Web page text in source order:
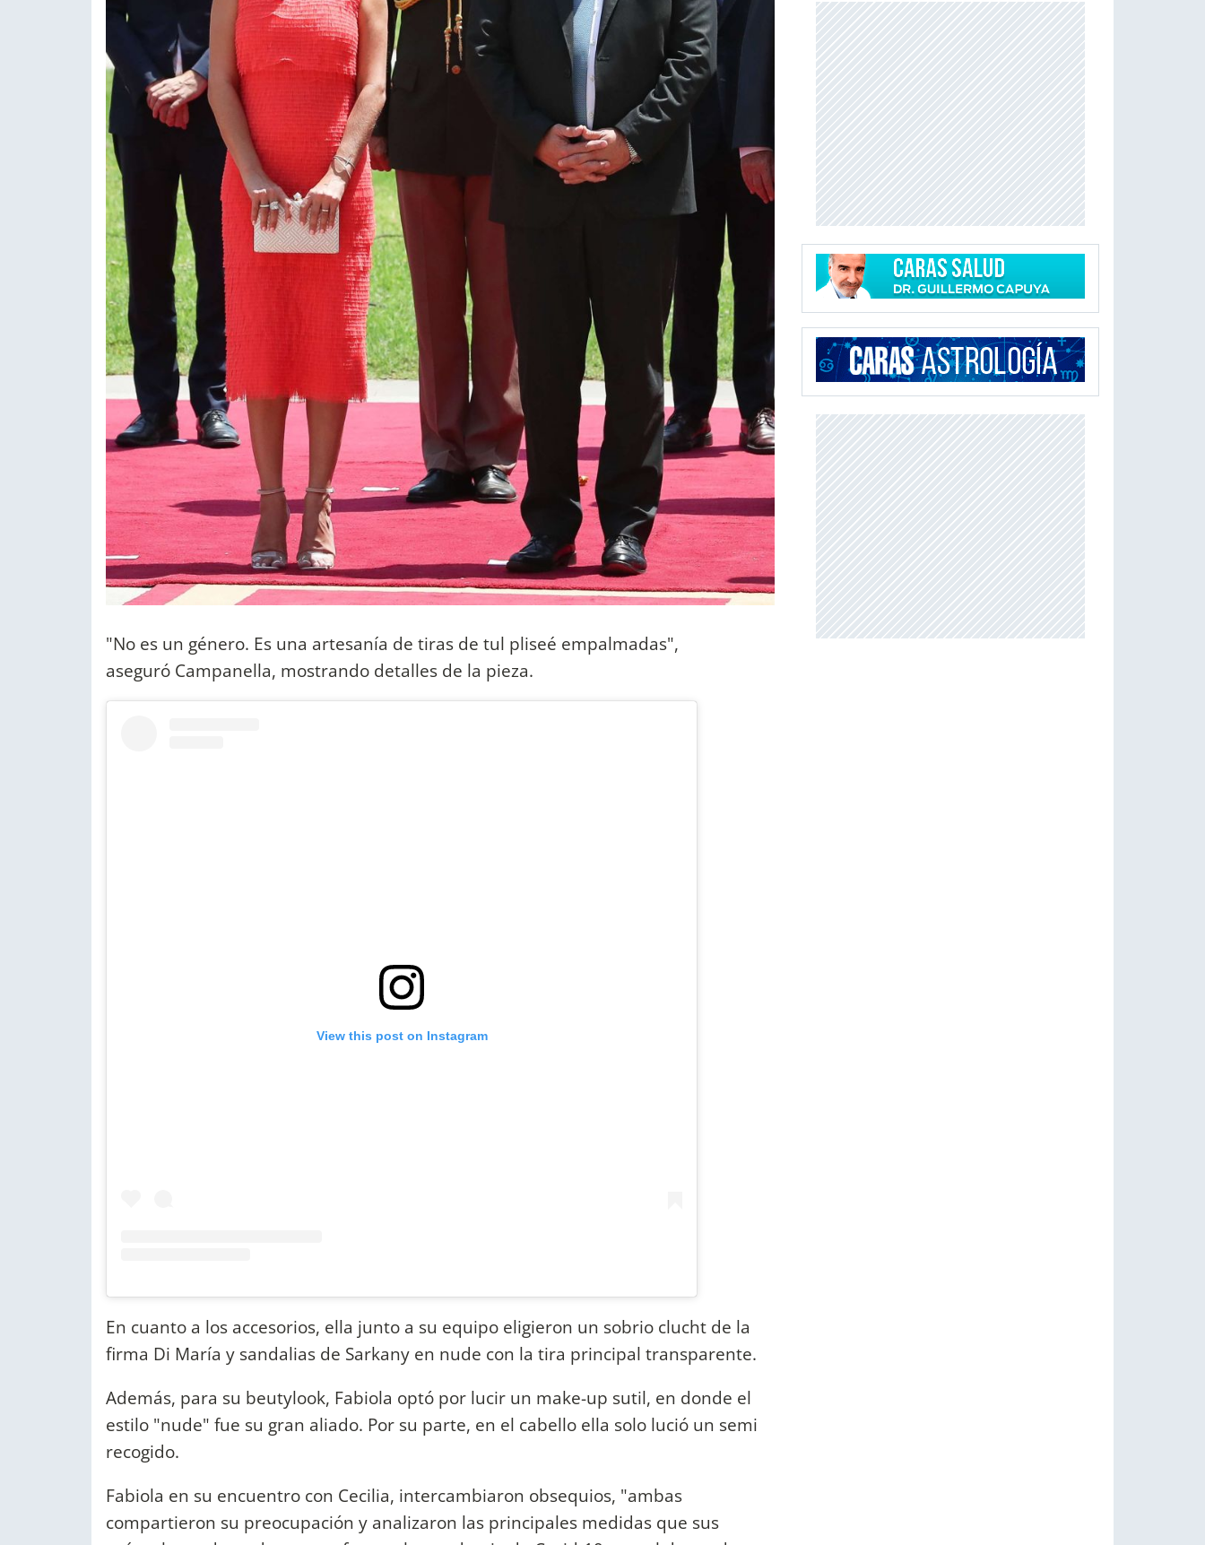
"No es un género. Es una artesanía de tiras de tul pliseé empalmadas",
aseguró Campanella, mostrando detalles de la pieza.
View this post on Instagram
En cuanto a los accesorios, ella junto a su equipo eligieron un sobrio clucht de la
firma Di María y sandalias de Sarkany en nude con la tira principal transparente.
Además, para su beutylook, Fabiola optó por lucir un make-up sutil, en donde el
estilo "nude" fue su gran aliado. Por su parte, en el cabello ella solo lució un semi
recogido.
Fabiola en su encuentro con Cecilia, intercambiaron obsequios, "ambas
compartieron su preocupación y analizaron las principales medidas que sus